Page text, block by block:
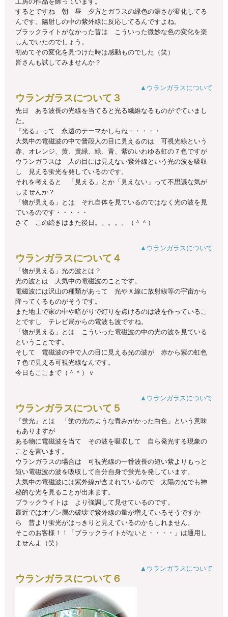
するとですね 朝 昼 夕方とガラスの緑色の濃さが変化してる
んです。陽射しの中の紫外線に反応してるんですよね。
ブラックライトがなかった昔は こういった微妙な色の変化を楽
しんでいたのでしょう。
初めてその変化を見つけた時は感動ものでした（笑）
皆さんも試してみませんか？
▲ウランガラスについて
ウランガラスについて３
先日 ある波長の光線を当てると光る繊維なるものがでていまし
た。
『光る』って 永遠のテーマかしらね・・・・・
大気中の電磁波の中で普段人の目に見えるのは 可視光線という
赤、オレンジ、黄、黄緑、緑、青、紫のいわゆる虹の７色ですが
ウランガラスは 人の目には見えない紫外線という光の波を吸収
し 見える蛍光を発しているのです。
それを考えると 「見える」とか「見えない」って不思議な気が
しませんか？
「物が見える」とは それ自体を見ているのではなく光の波を見
ているのです・・・・・
さて この続きはまた後日。。。。。（＾＾）
▲ウランガラスについて
ウランガラスについて４
「物が見える」光の波とは？
光の波とは 大気中の電磁波のことです。
電磁波には沢山の種類があって 光やＸ線に放射線等の宇宙から
降ってくるものがそうです。
また地上で家の中や暗がりで灯りを点けるのは波を作っているこ
とですし テレビ局からの電波も波ですね。
「物が見える」とは こういった電磁波の中の光の波を見ている
ということです。
そして 電磁波の中で人の目に見える光の波が 赤から紫の虹色
７色で見える可視光線なんです。
今日もここまで（＾＾）ｖ
▲ウランガラスについて
ウランガラスについて５
『蛍光』とは 「蛍の光のような青みがかった白色」という意味
もありますが
ある物に電磁波を当て その波を吸収して 自ら発光する現象の
ことを言います。
ウランガラスの場合は 可視光線の一番波長の短い紫よりもっと
短い電磁波の波を吸収して自分自身で蛍光を発しています。
大気中の電磁波には紫外線が含まれているので 太陽の光でも神
秘的な光を見ることが出来ます。
ブラックライトは より強調して見せているのです。
最近ではオゾン層の破壊で紫外線の量が増えているそうですか
ら 昔より蛍光がはっきりと見えているのかもしれません。
そこのお客様！！「ブラックライトがないと・・・・」は通用し
ませんよ（笑）
▲ウランガラスについて
ウランガラスについて６